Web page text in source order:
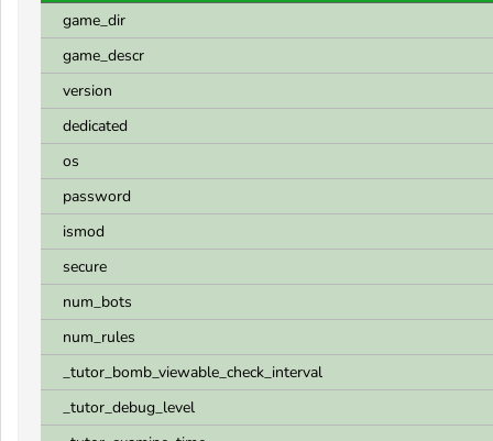
game_dir
game_descr
version
dedicated
os
password
ismod
secure
num_bots
num_rules
_tutor_bomb_viewable_check_interval
_tutor_debug_level